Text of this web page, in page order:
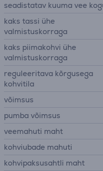
seadistatav kuuma vee
kaks tassi ühe
valmistuskorraga
kaks piimakohvi ühe
valmistuskorraga
reguleeritava kõrgusega
kohvitila
võimsus
pumba võimsus
veemahuti maht
kohviubade mahuti
kohvipaksusahtli maht